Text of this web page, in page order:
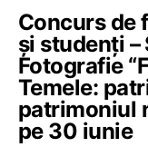
Concurs de
și studenți –
Fotografie
Temele:
patrimoniul
pe 30 iunie